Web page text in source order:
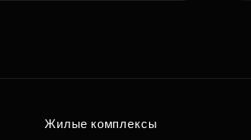
Жилые комплексы